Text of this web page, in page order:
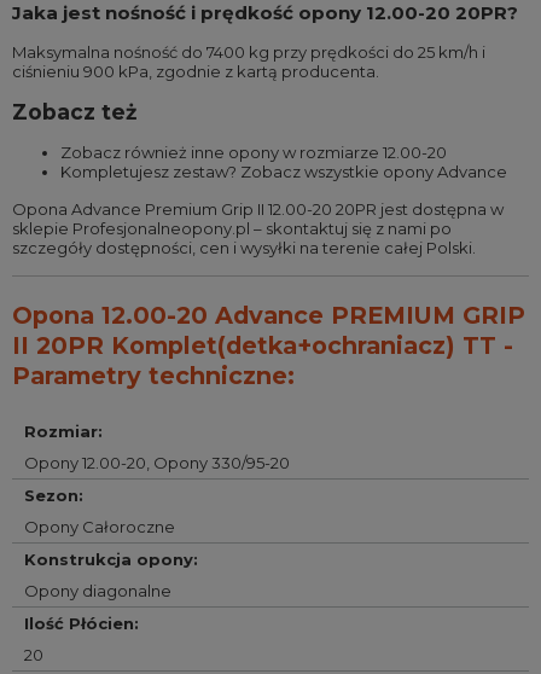
Jaka jest nośność i prędkość opony 12.00-20 20PR?
Maksymalna nośność do 7400 kg przy prędkości do 25 km/h i
ciśnieniu 900 kPa, zgodnie z kartą producenta.
Zobacz też
Zobacz również inne opony w rozmiarze 12.00-20
Kompletujesz zestaw? Zobacz wszystkie opony Advance
Opona Advance Premium Grip II 12.00-20 20PR jest dostępna w
sklepie Profesjonalneopony.pl – skontaktuj się z nami po
szczegóły dostępności, cen i wysyłki na terenie całej Polski.
Opona 12.00-20 Advance PREMIUM GRIP
II 20PR Komplet(detka+ochraniacz) TT -
Parametry techniczne:
Rozmiar:
Opony 12.00-20 Opony 330/95-20
Sezon:
Opony Całoroczne
Konstrukcja opony:
Opony diagonalne
Ilość Płócien:
20